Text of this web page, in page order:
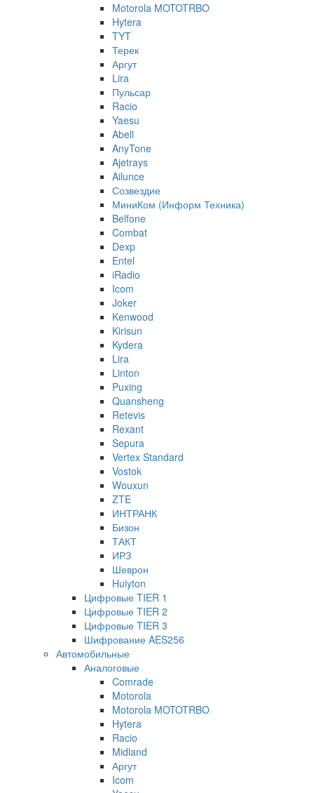
Motorola MOTOTRBO
Hytera
TYT
Терек
Аргут
Lira
Пульсар
Racio
Yaesu
Abell
AnyTone
Ajetrays
Ailunce
Созвездие
МиниКом (Информ Техника)
Belfone
Combat
Dexp
Entel
iRadio
Icom
Joker
Kenwood
Kirisun
Kydera
Lira
Linton
Puxing
Quansheng
Retevis
Rexant
Sepura
Vertex Standard
Vostok
Wouxun
ZTE
ИНТРАНК
Бизон
ТАКТ
ИРЗ
Шеврон
Huiyton
Цифровые TIER 1
Цифровые TIER 2
Цифровые TIER 3
Шифрование AES256
Автомобильные
Аналоговые
Comrade
Motorola
Motorola MOTOTRBO
Hytera
Racio
Midland
Аргут
Icom